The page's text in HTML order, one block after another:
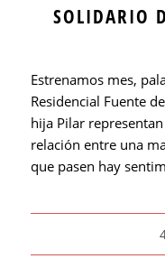
SOLIDARIO
Estrenamos mes,
Residencial Fuente
hija Pilar
relación entre una
que pasen hay